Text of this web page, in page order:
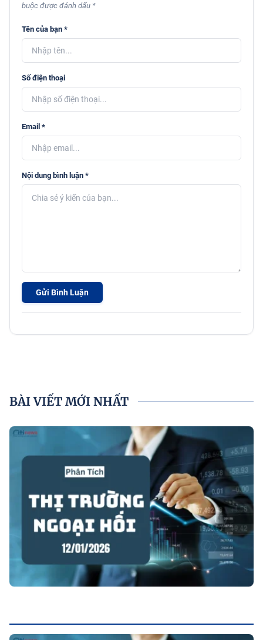
buộc được đánh dấu *
Tên của bạn *
Số điện thoại
Email *
Nội dung bình luận *
Gửi Bình Luận
BÀI VIẾT MỚI NHẤT